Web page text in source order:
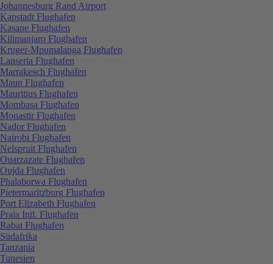
Johannesburg Rand Airport
Kapstadt Flughafen
Kasane Flughafen
Kilimanjaro Flughafen
Kruger-Mpumalanga Flughafen
Lanseria Flughafen
Marrakesch Flughafen
Maun Flughafen
Mauritius Flughafen
Mombasa Flughafen
Monastir Flughafen
Nador Flughafen
Nairobi Flughafen
Nelspruit Flughafen
Ouarzazate Flughafen
Oujda Flughafen
Phalaborwa Flughafen
Pietermaritzburg Flughafen
Port Elizabeth Flughafen
Praia Intl. Flughafen
Rabat Flughafen
Südafrika
Tanzania
Tunesien